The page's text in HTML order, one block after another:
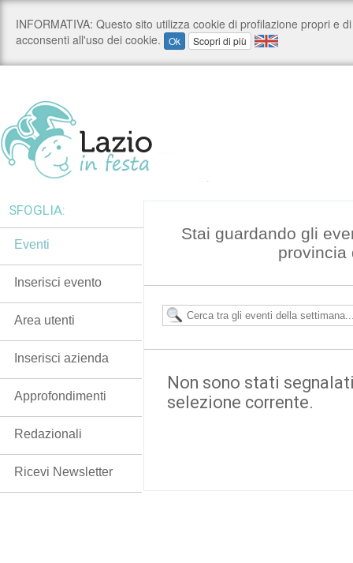
Stai guardando gli
provincia
Non sono stati
selezione corrente.
SFOGLIA:
Eventi
Inserisci evento
Area utenti
Inserisci azienda
Approfondimenti
Redazionali
Ricevi Newsletter